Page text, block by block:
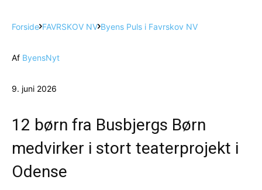
Forside FAVRSKOV NV Byens Puls i Favrskov NV
Af ByensNyt
9. juni 2026
12 børn fra Busbjergs Børn
medvirker i stort teaterprojekt i
Odense